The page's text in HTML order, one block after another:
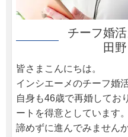
チーフ婚
田
皆さまこんにちは。
インシエーメのチーフ婚
自身も46歳で再婚してお
ートを得意としています
諦めずに進んでみません